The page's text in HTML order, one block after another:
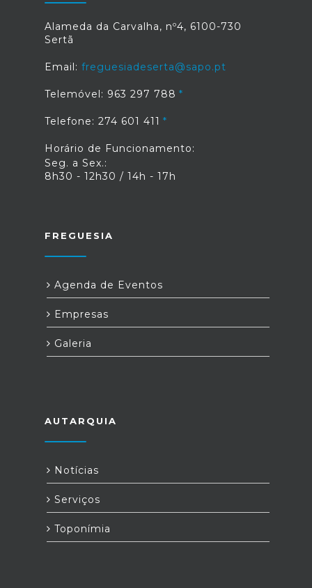
Alameda da Carvalha, nº4, 6100-730
Sertã
Email: freguesiadeserta@sapo.pt
Telemóvel: 963 297 788
Telefone: 274 601 411
Horário de Funcionamento:
Seg. a Sex.:
8h30 - 12h30 / 14h - 17h
FREGUESIA
Agenda de Eventos
Empresas
Galeria
AUTARQUIA
Notícias
Serviços
Toponímia